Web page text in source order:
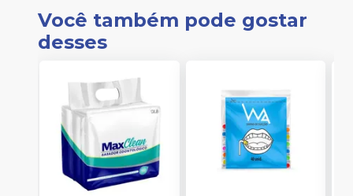
Você também pode gostar
desses